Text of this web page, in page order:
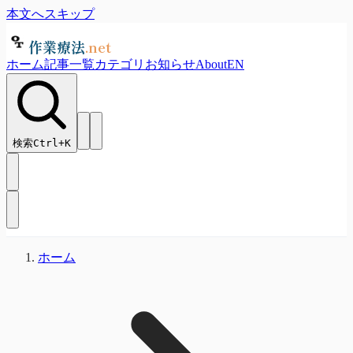
本文へスキップ
作業療法.net
ホーム記事一覧カテゴリ お知らせAboutEN
検索Ctrl+K
ホーム